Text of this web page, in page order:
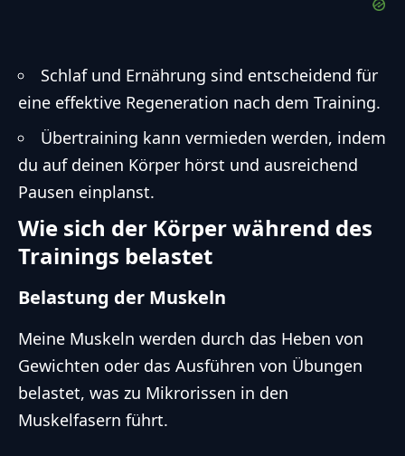
Schlaf und Ernährung sind entscheidend für
eine effektive Regeneration nach dem Training.
Übertraining kann vermieden werden, indem
du auf deinen Körper hörst und ausreichend
Pausen einplanst.
Wie sich der Körper während des
Trainings belastet
Belastung der Muskeln
Meine Muskeln werden durch das Heben von
Gewichten oder das Ausführen von Übungen
belastet, was zu Mikrorissen in den
Muskelfasern führt.